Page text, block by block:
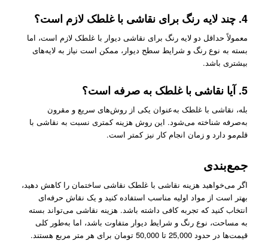
4. چند لایه رنگ برای نقاشی با غلطک لازم است؟
معمولاً حداقل دو لایه رنگ برای نقاشی دیوار با غلطک لازم است، اما
بسته به نوع رنگ و شرایط سطح دیوار، ممکن است نیاز به لایه‌های
بیشتری باشد.
5. آیا نقاشی با غلطک به صرفه است؟
بله، نقاشی با غلطک به‌عنوان یکی از روش‌های سریع و مقرون
به‌صرفه شناخته می‌شود. این روش هزینه کمتری نسبت به نقاشی با
قلم‌مو دارد و زمان انجام کار نیز کمتر است.
جمع‌بندی
اگر می‌خواهید هزینه نقاشی با غلطک نقاشی ساختمان را کاهش دهید،
بهتر است از مواد اولیه مناسب استفاده کنید و یک نقاش حرفه‌ای
انتخاب کنید که تجربه کافی داشته باشد. هزینه نقاشی می‌تواند بسته
به مساحت، نوع رنگ و شرایط دیوار متفاوت باشد، اما به‌طور کلی
قیمت‌ها در حدود 25,000 تا 50,000 تومان برای هر متر مربع هستند.